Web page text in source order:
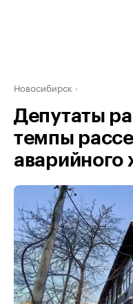
Новосибирск
Депутаты
темпы
аварийного